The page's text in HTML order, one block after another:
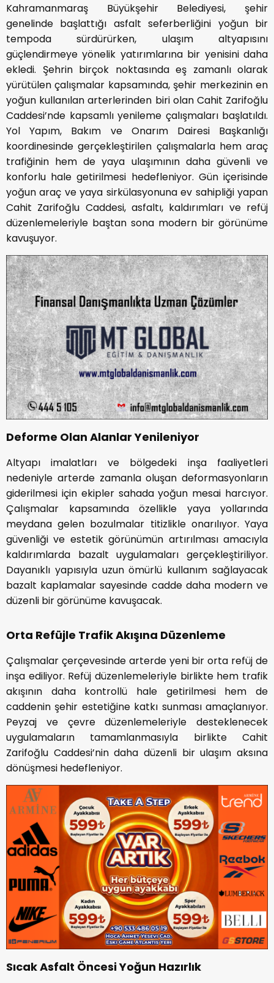
Kahramanmaraş Büyükşehir Belediyesi, şehir
genelinde başlattığı asfalt seferberliğini yoğun bir
tempoda sürdürürken, ulaşım altyapısını
güçlendirmeye yönelik yatırımlarına bir yenisini daha
ekledi. Şehrin birçok noktasında eş zamanlı olarak
yürütülen çalışmalar kapsamında, şehir merkezinin en
yoğun kullanılan arterlerinden biri olan Cahit Zarifoğlu
Caddesi’nde kapsamlı yenileme çalışmaları başlatıldı.
Yol Yapım, Bakım ve Onarım Dairesi Başkanlığı
koordinesinde gerçekleştirilen çalışmalarla hem araç
trafiğinin hem de yaya ulaşımının daha güvenli ve
konforlu hale getirilmesi hedefleniyor. Gün içerisinde
yoğun araç ve yaya sirkülasyonuna ev sahipliği yapan
Cahit Zarifoğlu Caddesi, asfaltı, kaldırımları ve refüj
düzenlemeleriyle baştan sona modern bir görünüme
kavuşuyor.
Deforme Olan Alanlar Yenileniyor
Altyapı imalatları ve bölgedeki inşa faaliyetleri
nedeniyle arterde zamanla oluşan deformasyonların
giderilmesi için ekipler sahada yoğun mesai harcıyor.
Çalışmalar kapsamında özellikle yaya yollarında
meydana gelen bozulmalar titizlikle onarılıyor. Yaya
güvenliği ve estetik görünümün artırılması amacıyla
kaldırımlarda bazalt uygulamaları gerçekleştiriliyor.
Dayanıklı yapısıyla uzun ömürlü kullanım sağlayacak
bazalt kaplamalar sayesinde cadde daha modern ve
düzenli bir görünüme kavuşacak.
Orta Refüjle Trafik Akışına Düzenleme
Çalışmalar çerçevesinde arterde yeni bir orta refüj de
inşa ediliyor. Refüj düzenlemeleriyle birlikte hem trafik
akışının daha kontrollü hale getirilmesi hem de
caddenin şehir estetiğine katkı sunması amaçlanıyor.
Peyzaj ve çevre düzenlemeleriyle desteklenecek
uygulamaların tamamlanmasıyla birlikte Cahit
Zarifoğlu Caddesi’nin daha düzenli bir ulaşım aksına
dönüşmesi hedefleniyor.
Sıcak Asfalt Öncesi Yoğun Hazırlık